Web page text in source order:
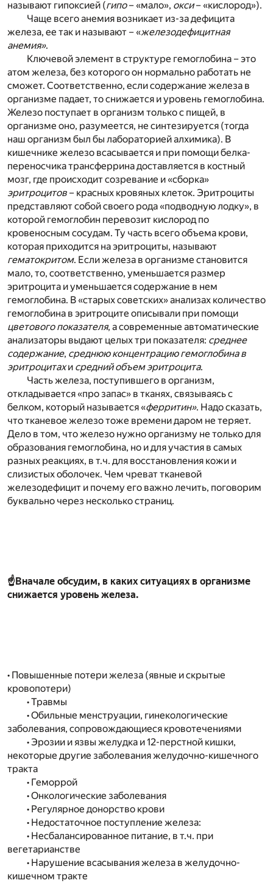
называют гипоксией (гипо– «мало», окси– «кислород»).
Чаще всего анемия возникает из-за дефицита
железа, ее так и называют – «железодефицитная
анемия».
Ключевой элемент в структуре гемоглобина – это
атом железа, без которого он нормально работать не
сможет. Соответственно, если содержание железа в
организме падает, то снижается и уровень гемоглобина.
Железо поступает в организм только с пищей, в
организме оно, разумеется, не синтезируется (тогда
наш организм был бы лабораторией алхимика). В
кишечнике железо всасывается и при помощи белка-
переносчика трансферрина доставляется в костный
мозг, где происходит созревание и «сборка»
эритроцитов – красных кровяных клеток. Эритроциты
представляют собой своего рода «подводную лодку», в
которой гемоглобин перевозит кислород по
кровеносным сосудам. Ту часть всего объема крови,
которая приходится на эритроциты, называют
гематокритом. Если железа в организме становится
мало, то, соответственно, уменьшается размер
эритроцита и уменьшается содержание в нем
гемоглобина. В «старых советских» анализах количество
гемоглобина в эритроците описывали при помощи
цветового показателя, а современные автоматические
анализаторы выдают целых три показателя: среднее
содержание, среднюю концентрацию гемоглобина в
эритроцитахи средний объем эритроцита.
Часть железа, поступившего в организм,
откладывается «про запас» в тканях, связываясь с
белком, который называется «ферритин». Надо сказать,
что тканевое железо тоже времени даром не теряет.
Дело в том, что железо нужно организму не только для
образования гемоглобина, но и для участия в самых
разных реакциях, в т.ч. для восстановления кожи и
слизистых оболочек. Чем чреват тканевой
железодефицит и почему его важно лечить, поговорим
буквально через несколько страниц.
☝Вначале обсудим, в каких ситуациях в организме
снижается уровень железа.
• Повышенные потери железа (явные и скрытые
кровопотери)
• Травмы
• Обильные менструации, гинекологические
заболевания, сопровождающиеся кровотечениями
• Эрозии и язвы желудка и 12-перстной кишки,
некоторые другие заболевания желудочно-кишечного
тракта
• Геморрой
• Онкологические заболевания
• Регулярное донорство крови
• Недостаточное поступление железа:
• Несбалансированное питание, в т.ч. при
вегетарианстве
• Нарушение всасывания железа в желудочно-
кишечном тракте